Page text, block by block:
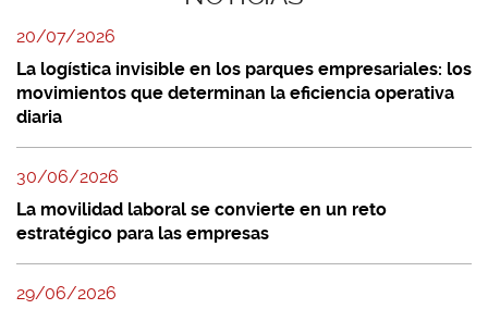
20/07/2026
La logística invisible en los parques empresariales: los
movimientos que determinan la eficiencia operativa
diaria
30/06/2026
La movilidad laboral se convierte en un reto
estratégico para las empresas
29/06/2026